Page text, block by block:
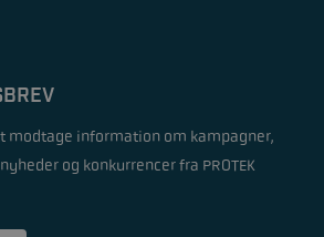
modtage information om kampagner,
og konkurrencer fra PROTEK